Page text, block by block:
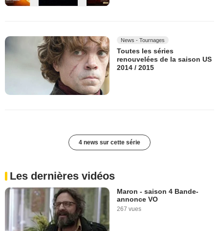
News - Tournages
Toutes les séries
renouvelées de la saison US
2014 / 2015
4 news sur cette série
Les dernières vidéos
Maron - saison 4 Bande-
annonce VO
267 vues